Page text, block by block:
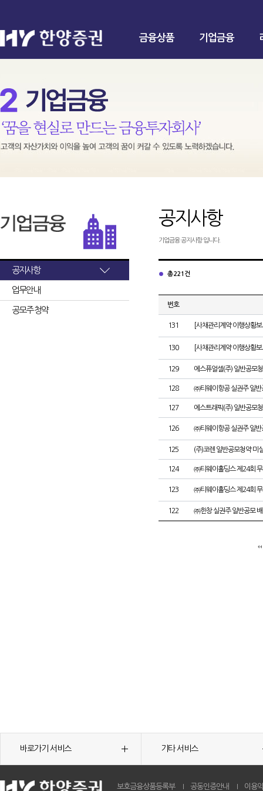
금융상품 기업금융
공지사항
업무안내
공모주 청약
공지사항
기업금융 공지사항 입니다.
총 221건
번호
131 [사채관리계약 이행상황
130 [사채관리계약 이행상황
129 에스퓨얼셀(주) 일반공모
128 ㈜티웨이항공 실권주 일반
127 에스트래픽(주) 일반공모
126 ㈜티웨이항공 실권주 일반
125 (주)코렌 일반공모청약 미
124 ㈜티웨이홀딩스 제24회
123 ㈜티웨이홀딩스 제24회
122 ㈜한창 실권주 일반공모
바로가기 서비스 기타 서비스
보호금융상품등록부 공동인증안내 이용